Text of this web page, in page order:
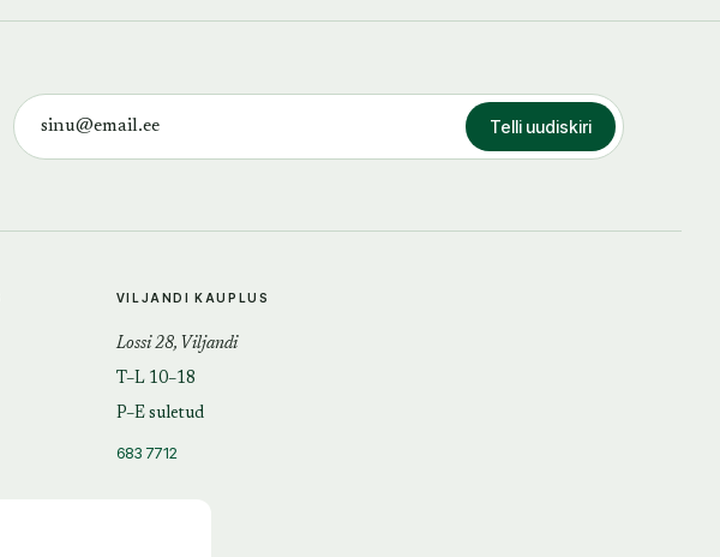
Telli uudiskiri
VILJANDI KAUPLUS
Lossi 28, Viljandi
T–L 10–18
P–E suletud
683 7712